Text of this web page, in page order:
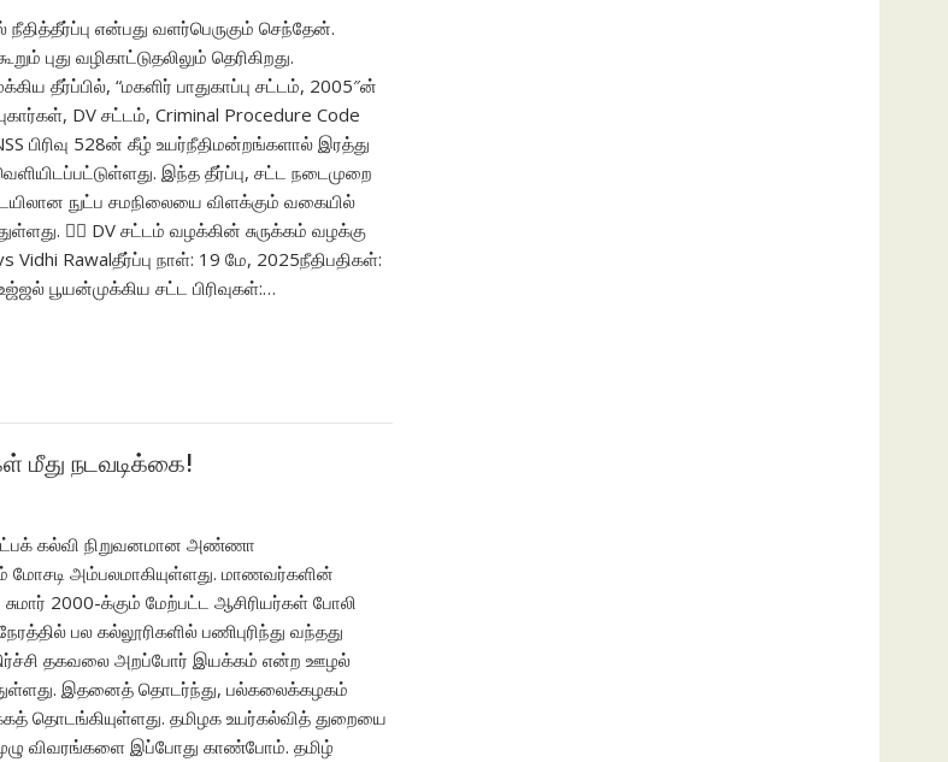
என்பது வளர்பெருகும் செந்தேன்.
புது வழிகாட்டுதலிலும் தெரிகிறது.
தீர்ப்பில், “மகளிர் பாதுகாப்பு சட்டம், 2005″ன்
DV சட்டம், Criminal Procedure Code
பிரிவு 528ன் கீழ் உயர்நீதிமன்றங்களால் இரத்து
இந்த தீர்ப்பு, சட்ட நடைமுறை
நுட்ப சமநிலையை விளக்கும் வகையில்
🧑‍⚖️ DV சட்டம் வழக்கின் சுருக்கம் வழக்கு
Vidhi Rawalதீர்ப்பு நாள்: 19 மே, 2025நீதிபதிகள்:
பூயன்முக்கிய சட்ட பிரிவுகள்:…
மீது நடவடிக்கை!
கல்வி நிறுவனமான அண்ணா
மோசடி அம்பலமாகியுள்ளது. மாணவர்களின்
2000-க்கும் மேற்பட்ட ஆசிரியர்கள் போலி
பல கல்லூரிகளில் பணிபுரிந்து வந்தது
தகவலை அறப்போர் இயக்கம் என்ற ஊழல்
இதனைத் தொடர்ந்து, பல்கலைக்கழகம்
தொடங்கியுள்ளது. தமிழக உயர்கல்வித் துறையை
விவரங்களை இப்போது காண்போம். தமிழ்